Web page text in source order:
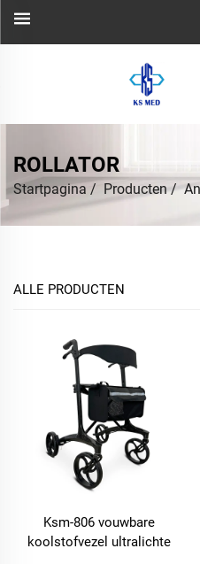
ROLLATOR
Startpagina / Producten/
ALLE PRODUCTEN
Ksm-806 vouwbare
koolstofvezel ultralichte